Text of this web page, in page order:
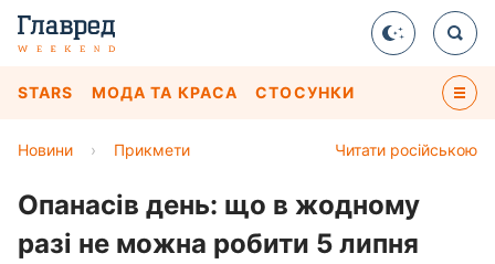
STARS МОДА ТА КРАСА СТОСУНКИ
Читати російською
Новини › Прикмети
Опанасів день: що в жодному
разі не можна робити 5 липня